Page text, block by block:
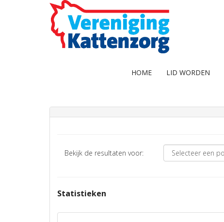
HOME LID WORDEN
Bekijk de resultaten voor:
Statistieken